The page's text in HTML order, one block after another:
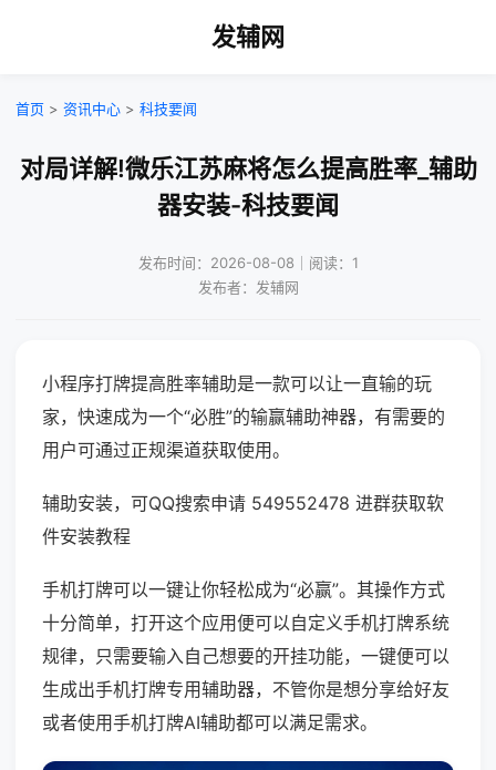
发辅网
首页 > 资讯中心 > 科技要闻
对局详解!微乐江苏麻将怎么提高胜率_辅助
器安装-科技要闻
发布时间：2026-08-08｜阅读：1
发布者：发辅网
小程序打牌提高胜率辅助是一款可以让一直输的玩
家，快速成为一个“必胜”的输赢辅助神器，有需要的
用户可通过正规渠道获取使用。
辅助安装，可QQ搜索申请 549552478 进群获取软
件安装教程
手机打牌可以一键让你轻松成为“必赢”。其操作方式
十分简单，打开这个应用便可以自定义手机打牌系统
规律，只需要输入自己想要的开挂功能，一键便可以
生成出手机打牌专用辅助器，不管你是想分享给好友
或者使用手机打牌AI辅助都可以满足需求。